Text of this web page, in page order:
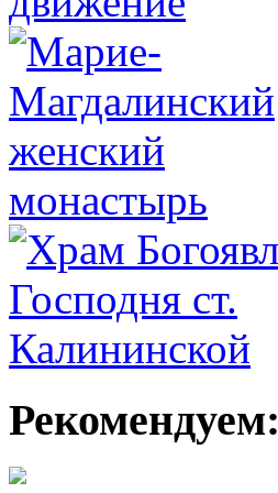
Рекомендуем: